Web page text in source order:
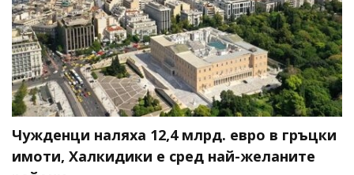
Чужденци наляха 12,4 млрд. евро в гръцки
имоти, Халкидики е сред най-желаните